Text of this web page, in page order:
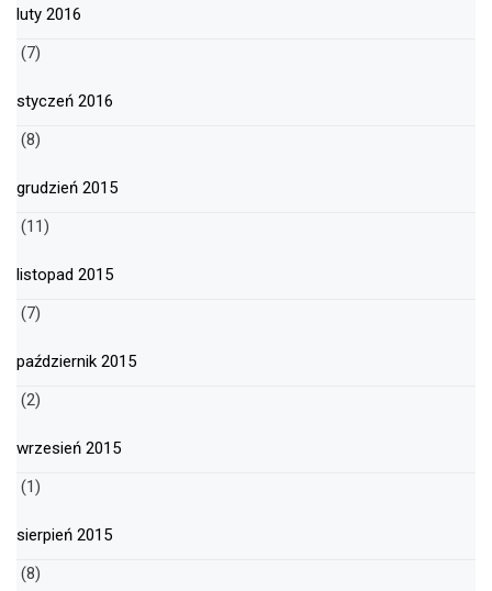
luty 2016
(7)
styczeń 2016
(8)
grudzień 2015
(11)
listopad 2015
(7)
październik 2015
(2)
wrzesień 2015
(1)
sierpień 2015
(8)